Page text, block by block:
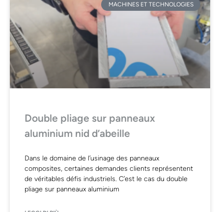
MACHINES ET TECHNOLOGIES
Double pliage sur panneaux
aluminium nid d’abeille
Dans le domaine de l’usinage des panneaux
composites, certaines demandes clients représentent
de véritables défis industriels. C’est le cas du double
pliage sur panneaux aluminium